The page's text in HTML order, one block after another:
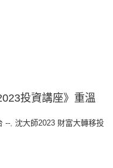
投資講座》重溫
--, 沈大師2023 財富大轉移投